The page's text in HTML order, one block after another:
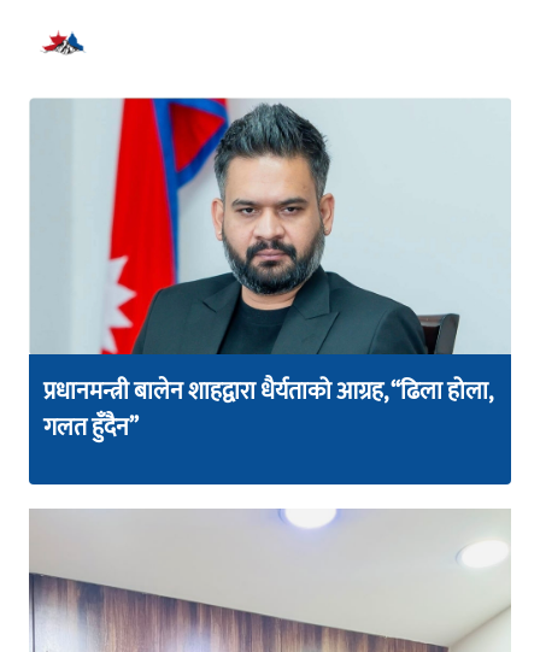
प्रधानमन्त्री बालेन शाहद्वारा धैर्यताको आग्रह, “ढिला होला,
गलत हुँदैन”